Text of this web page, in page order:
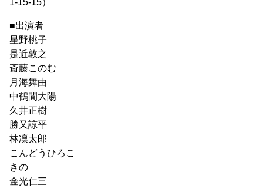
■出演者
星野桃子
是近敦之
斎藤このむ
月海舞由
中鶴間大陽
久井正樹
勝又諒平
林凜太郎
こんどうひろこ
きの
金光仁三